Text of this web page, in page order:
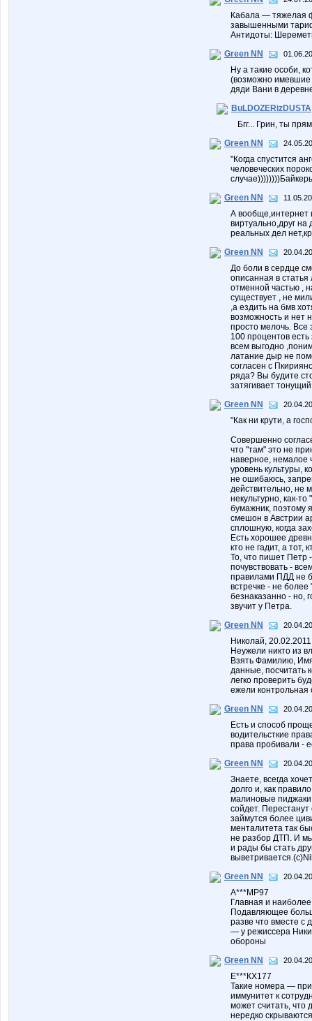
Кабала — тяжелая
завышенными
Антидоты:
Green NN
Ну а такие особи,
(возможно имевшие
дяди Вани в
BuLDOZERizDUSTA
Бгг... Грин, ты
Green NN
"Когда спустится
человеческих
Green NN
А вообще,интернет
виртуально,друг на
реальных дел
Green NN
До боли в сердце
описанная в
отменной частью ,
существует , не
,а ездить на бмв
возможность и нет
просто мелочь. Все
100 процентов есть
всем выгодно
латание дыр не
согласен с
ряда? Вы будите
затягивает
Green NN
"Как ни крути, а
Совершенно
что "там" это не
наверное, немалое
уровень культуры,
не ошибаюсь,
действительно, не
некультурно, как-
бумажник, поэтому
смешон в Австрии
сплошную, когда
Есть хорошее
кто не гадит, а тот,
То, что пишет Петр
почувствовать -
правилами ПДД не
встречке - не
безнаказанно - но,
звучит у Петра.
Green NN
Николай,
Неужели никто из
Взять Фамилию,
данные, посчитать
легко проверить
ежели контрольная
Green NN
Есть и способ
водительсткие
права пробивали -
Green NN
Знаете, всегда
долго и, как
малиновые
сойдет.
займутся более
менталитета так
не разбор ДТП. И
и рады бы стать
Green NN
А***МР97
Главная и
Подавляющее
разве что вместе
— у режиссера
обороны
Green NN
Е***КХ177
Такие номера —
иммунитет к
может считать, что
нередко